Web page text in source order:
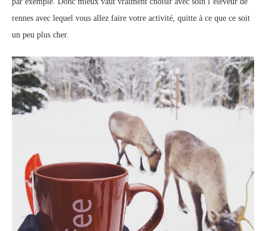
rennes avec lequel vous allez faire votre activité, quitte à ce que ce soit
un peu plus cher.